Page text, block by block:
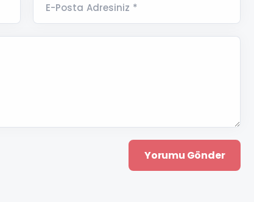
E-Posta Adresiniz *